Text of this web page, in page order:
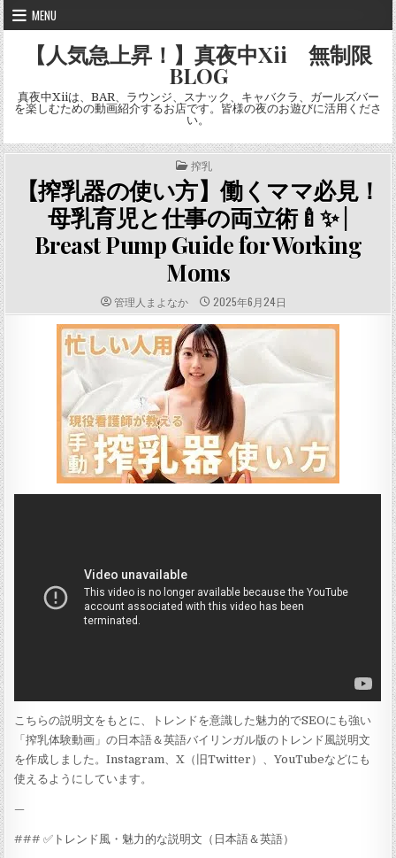
Skip
to
content
MENU
【人気急上昇！】真夜中Xii 無制限
BLOG
真夜中Xiiは、BAR、ラウンジ、スナック、キャバクラ、ガールズバー
を楽しむための動画紹介するお店です。皆様の夜のお遊びに活用くださ
い。
POSTED
IN
搾乳
【搾乳器の使い方】働くママ必見！
母乳育児と仕事の両立術🍼✨ |
Breast Pump Guide for Working
Moms
AUTHOR:
管理人まよなか PUBLISHED
DATE:
2025年6月24日
こちらの説明文をもとに、トレンドを意識した魅力的でSEOにも強い
「搾乳体験動画」の日本語＆英語バイリンガル版のトレンド風説明文
を作成しました。Instagram、X（旧Twitter）、YouTubeなどにも
使えるようにしています。
—
### ✅トレンド風・魅力的な説明文（日本語＆英語）